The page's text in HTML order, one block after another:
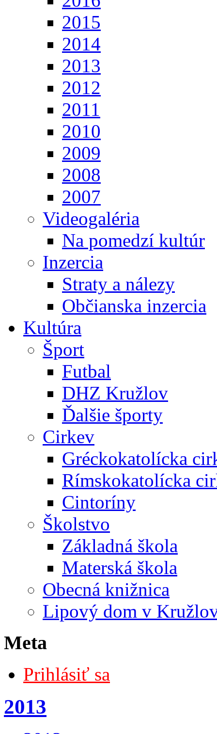
2015
2014
2013
2012
2011
2010
2009
2008
2007
Videogaléria
Na pomedzí kultúr
Inzercia
Straty a nálezy
Občianska inzercia
Kultúra
Šport
Futbal
DHZ Kružlov
Ďalšie športy
Cirkev
Gréckokatolícka
Rímskokatolícka
Cintoríny
Školstvo
Základná škola
Materská škola
Obecná knižnica
Lipový dom v
Meta
Prihlásiť sa
2013